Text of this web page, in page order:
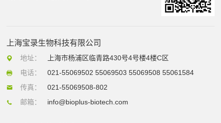
上海宝录生物科技有限公司
地址：
上海市杨浦区临青路430号4号楼4楼C区
电话：
021-55069502 55069503 55069508 55061584
传真：
021-55069508-802
邮箱：
info@bioplus-biotech.com